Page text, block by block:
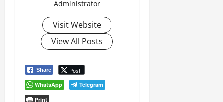
Administrator
Visit Website
View All Posts
Share Post
WhatsApp
Telegram
Print